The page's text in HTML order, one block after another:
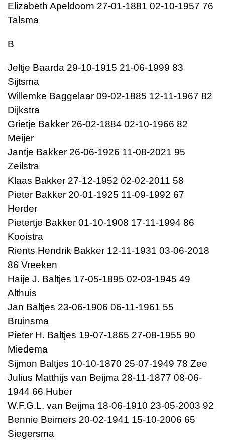
Elizabeth Apeldoorn 27-01-1881 02-10-1957 76
Talsma
B
Jeltje Baarda 29-10-1915 21-06-1999 83
Sijtsma
Willemke Baggelaar 09-02-1885 12-11-1967 82
Dijkstra
Grietje Bakker 26-02-1884 02-10-1966 82
Meijer
Jantje Bakker 26-06-1926 11-08-2021 95
Zeilstra
Klaas Bakker 27-12-1952 02-02-2011 58
Pieter Bakker 20-01-1925 11-09-1992 67
Herder
Pietertje Bakker 01-10-1908 17-11-1994 86
Kooistra
Rients Hendrik Bakker 12-11-1931 03-06-2018
86 Vreeken
Haije J. Baltjes 17-05-1895 02-03-1945 49
Althuis
Jan Baltjes 23-06-1906 06-11-1961 55
Bruinsma
Pieter H. Baltjes 19-07-1865 27-08-1955 90
Miedema
Sijmon Baltjes 10-10-1870 25-07-1949 78 Zee
Julius Matthijs van Beijma 28-11-1877 08-06-
1944 66 Huber
W.F.G.L. van Beijma 18-06-1910 23-05-2003 92
Bennie Beimers 20-02-1941 15-10-2006 65
Siegersma